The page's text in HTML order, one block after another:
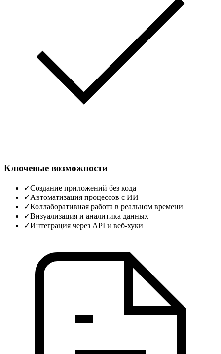
Ключевые возможности
✓Создание приложений без кода
✓Автоматизация процессов с ИИ
✓Коллаборативная работа в реальном времени
✓Визуализация и аналитика данных
✓Интеграция через API и веб‑хуки